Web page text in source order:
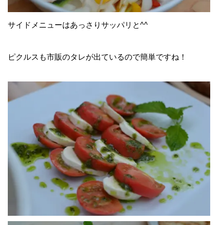
サイドメニューはあっさりサッパリと^^
ピクルスも市販のタレが出ているので簡単ですね！